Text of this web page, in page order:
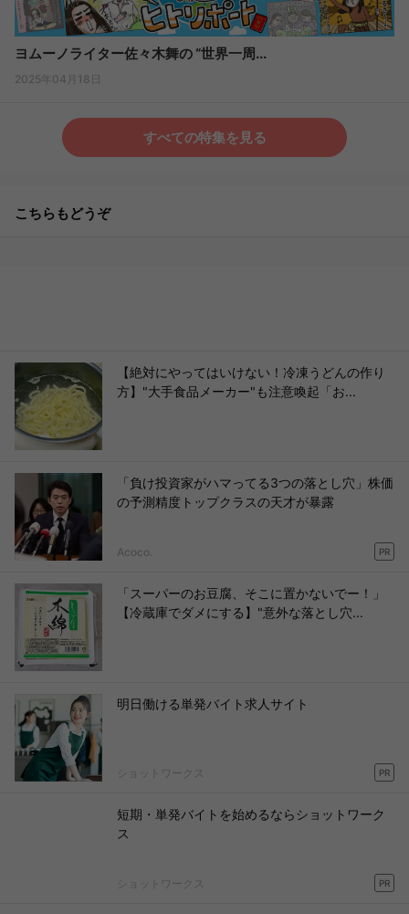
ヨムーノライター佐々木舞の “世界一周...
2025年04月18日
すべての特集を見る
こちらもどうぞ
【絶対にやってはいけない！冷凍うどんの作り
方】"大手食品メーカー"も注意喚起「お...
「負け投資家がハマってる3つの落とし穴」株価
の予測精度トップクラスの天才が暴露
Acoco. PR
「スーパーのお豆腐、そこに置かないでー！」
【冷蔵庫でダメにする】"意外な落とし穴...
明日働ける単発バイト求人サイト
ショットワークス PR
短期・単発バイトを始めるならショットワーク
ス
ショットワークス PR